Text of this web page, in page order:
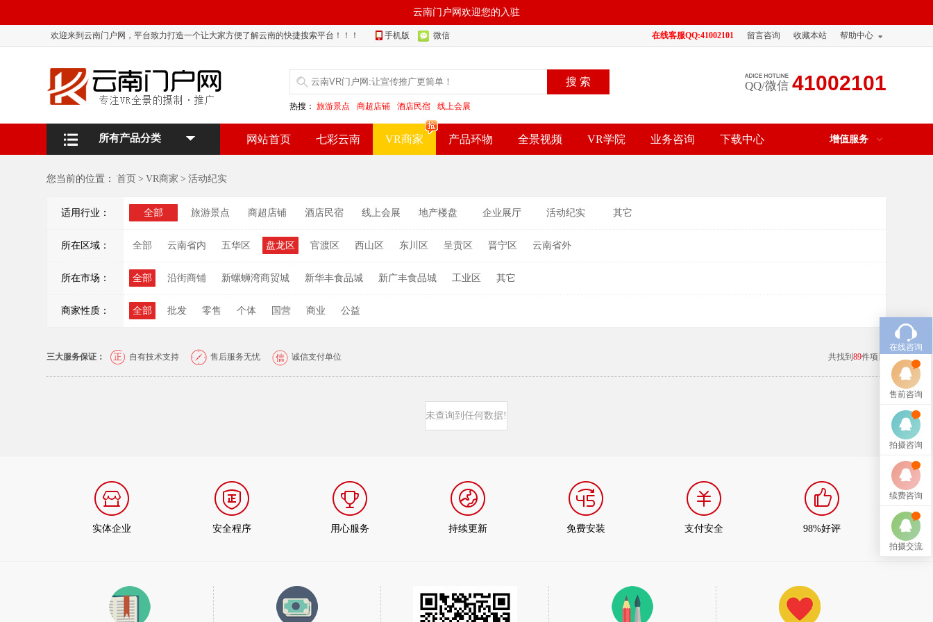
云南门户网欢迎您的入驻
欢迎来到云南门户网，平台致力打造一个让大家方便了解云南的快捷搜索平台！！！ 手机版 微信 在线客服QQ:41002101 留言咨询 收藏本站 帮助中心
搜 索
热搜： 旅游景点 商超店铺 酒店民宿 线上会展
QQ/微信 41002101
所有产品分类 网站首页 七彩云南 VR商家 产品环物 全景视频 VR学院 业务咨询 下载中心 增值服务
您当前的位置： 首页 > VR商家 > 活动纪实
适用行业： 全部 旅游景点 商超店铺 酒店民宿 线上会展 地产楼盘 企业展厅 活动纪实 其它
所在区域： 全部 云南省内 五华区 盘龙区 官渡区 西山区 东川区 呈贡区 晋宁区 云南省外
所在市场： 全部 沿街商铺 新螺蛳湾商贸城 新华丰食品城 新广丰食品城 工业区 其它
商家性质： 全部 批发 零售 个体 国营 商业 公益
三大服务保证： 自有技术支持 售后服务无忧 诚信支付单位 共找到 89件项目
未查询到任何数据!
实体企业 安全程序 用心服务 持续更新 免费安装 支付安全 98%好评
在线咨询
售前咨询
拍摄咨询
续费咨询
拍摄交流